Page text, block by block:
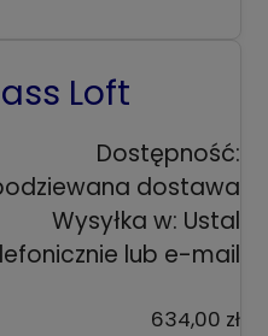
Loft
Dostępność:
dostawa
Wysyłka w: Ustal
lub e-mail
634,00 zł